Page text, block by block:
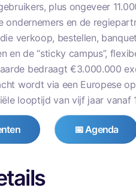
plus ongeveer
en de
verkoop, bestellen,
en de “sticky campus”,
bedraagt €3.000.000
wordt via een Europese
looptijd van vijf jaar
📅 Agenda